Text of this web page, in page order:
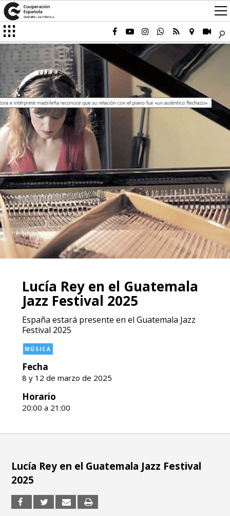
Lucía Rey en el Guatemala
Jazz Festival 2025
España estará presente en el Guatemala Jazz
Festival 2025
MÚSICA
Fecha
8 y 12 de marzo de 2025
Horario
20:00 a 21:00
Lucía Rey en el Guatemala Jazz Festival
2025